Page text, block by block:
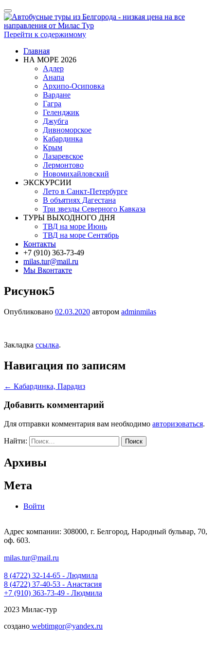
Показать/
Скрыть
навигацию
Перейти к содержимому
Главная
НА МОРЕ 2026
Адлер
Анапа
Архипо-Осиповка
Вардане
Гагра
Геленджик
Джубга
Дивноморское
Кабардинка
Крым
Лазаревское
Лермонтово
Новомихайловский
ЭКСКУРСИИ
Лето в Санкт-Петербурге
В объятиях Дагестана
Три звезды Северного Кавказа
ТУРЫ ВЫХОДНОГО ДНЯ
ТВД на море Июнь
ТВД на море Сентябрь
Контакты
+7 (910) 363-73-49
milas.tur@mail.ru
Мы Вконтакте
Рисунок5
Опубликовано 02.03.2020 автором adminmilas
Закладка ссылка.
Навигация по записям
← Кабардинка, Парадиз
Добавить комментарий
Для отправки комментария вам необходимо авторизоваться.
Найти:
Архивы
Мета
Войти
Адрес компании: 308000, г. Белгород, Народный бульвар, 70,
оф. 603.
milas.tur@mail.ru
8 (4722) 32-14-65 - Людмила
8 (4722) 37-40-53 - Анастасия
+7 (910) 363-73-49 - Людмила
2023 Милас-тур
создано webtimgor@yandex.ru